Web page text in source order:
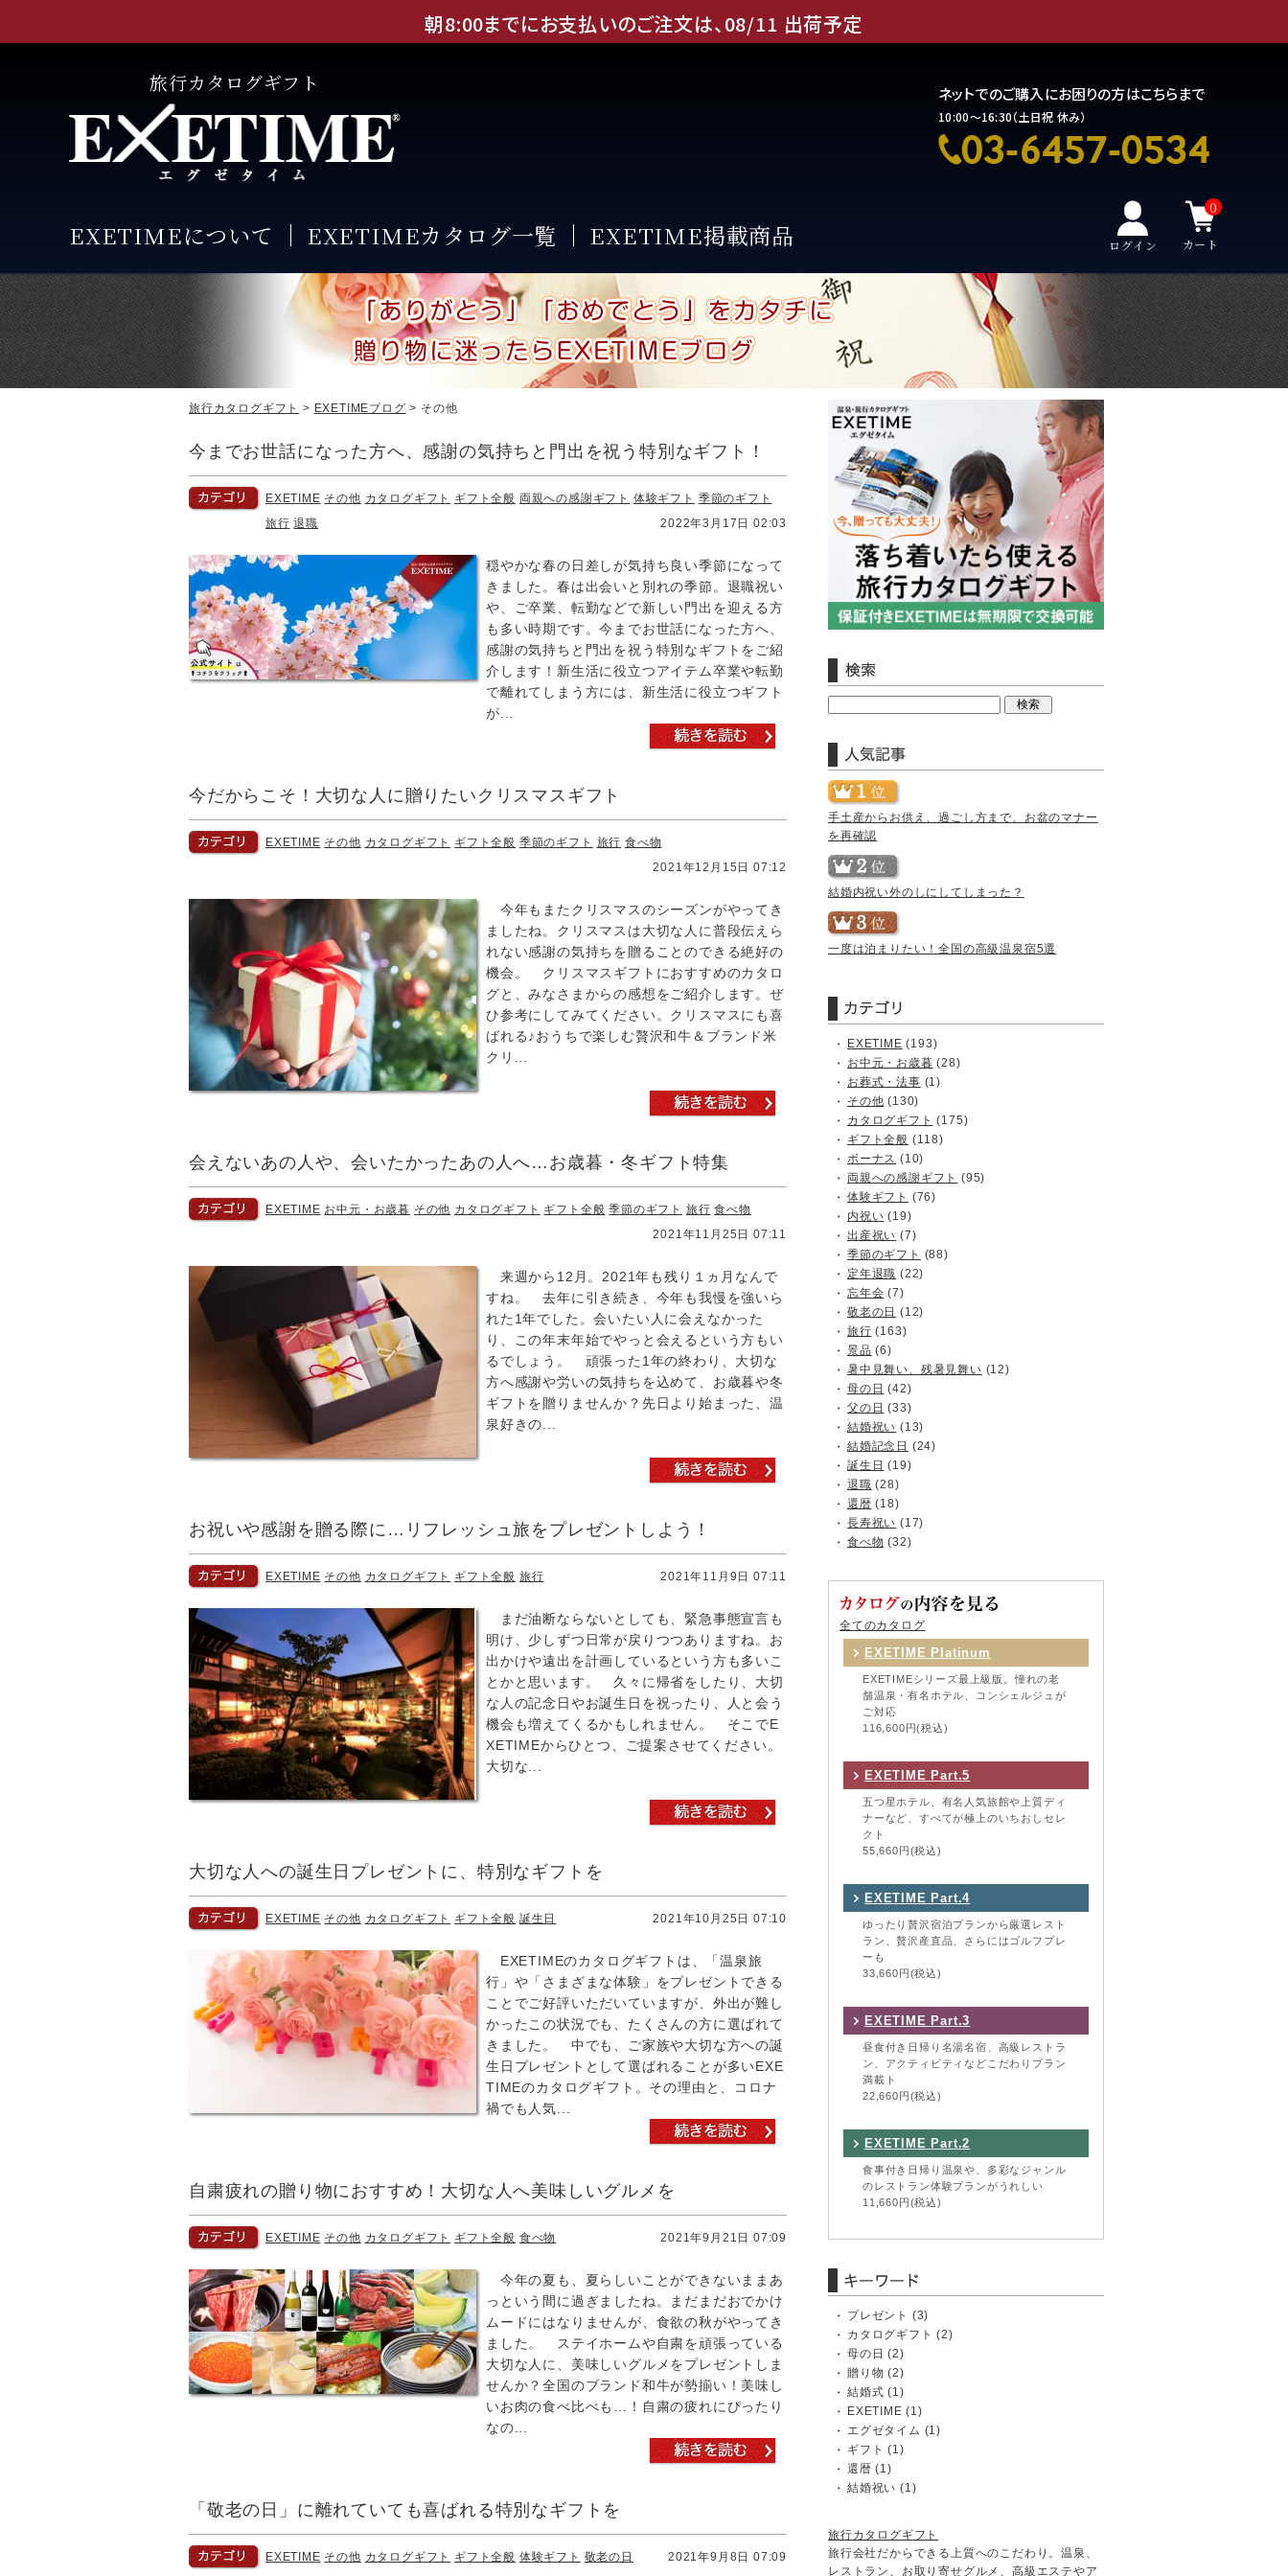
朝8:00までにお支払いのご注文は、08/11 出荷予定
ネットでのご購入にお困りの方はこちらまで
10:00～16:30（土日祝 休み）
旅行カタログギフト
EXETIMEについて EXETIMEカタログ一覧 EXETIME掲載商品 ログイン カート
0
旅行カタログギフト > EXETIMEブログ > その他
今までお世話になった方へ、感謝の気持ちと門出を祝う特別なギフト！
EXETIME その他 カタログギフト ギフト全般 両親への感謝ギフト 体験ギフト 季節のギフト
旅行 退職 2022年3月17日 02:03
穏やかな春の日差しが気持ち良い季節になって
きました。春は出会いと別れの季節。退職祝い
や、ご卒業、転勤などで新しい門出を迎える方
も多い時期です。今までお世話になった方へ、
感謝の気持ちと門出を祝う特別なギフトをご紹
介します！新生活に役立つアイテム卒業や転勤
で離れてしまう方には、新生活に役立つギフト
が...
今だからこそ！大切な人に贈りたいクリスマスギフト
EXETIME その他 カタログギフト ギフト全般 季節のギフト 旅行 食べ物
2021年12月15日 07:12
今年もまたクリスマスのシーズンがやってき
ましたね。クリスマスは大切な人に普段伝えら
れない感謝の気持ちを贈ることのできる絶好の
機会。 クリスマスギフトにおすすめのカタロ
グと、みなさまからの感想をご紹介します。ぜ
ひ参考にしてみてください。クリスマスにも喜
ばれる♪おうちで楽しむ贅沢和牛＆ブランド米
クリ...
会えないあの人や、会いたかったあの人へ…お歳暮・冬ギフト特集
EXETIME お中元・お歳暮 その他 カタログギフト ギフト全般 季節のギフト 旅行 食べ物
2021年11月25日 07:11
来週から12月。2021年も残り１ヵ月なんで
すね。 去年に引き続き、今年も我慢を強いら
れた1年でした。会いたい人に会えなかった
り、この年末年始でやっと会えるという方もい
るでしょう。 頑張った1年の終わり、大切な
方へ感謝や労いの気持ちを込めて、お歳暮や冬
ギフトを贈りませんか？先日より始まった、温
泉好きの...
お祝いや感謝を贈る際に…リフレッシュ旅をプレゼントしよう！
EXETIME その他 カタログギフト ギフト全般 旅行 2021年11月9日 07:11
まだ油断ならないとしても、緊急事態宣言も
明け、少しずつ日常が戻りつつありますね。お
出かけや遠出を計画しているという方も多いこ
とかと思います。 久々に帰省をしたり、大切
な人の記念日やお誕生日を祝ったり、人と会う
機会も増えてくるかもしれません。 そこでE
XETIMEからひとつ、ご提案させてください。
大切な...
大切な人への誕生日プレゼントに、特別なギフトを
EXETIME その他 カタログギフト ギフト全般 誕生日 2021年10月25日 07:10
EXETIMEのカタログギフトは、「温泉旅
行」や「さまざまな体験」をプレゼントできる
ことでご好評いただいていますが、外出が難し
かったこの状況でも、たくさんの方に選ばれて
きました。 中でも、ご家族や大切な方への誕
生日プレゼントとして選ばれることが多いEXE
TIMEのカタログギフト。その理由と、コロナ
禍でも人気...
自粛疲れの贈り物におすすめ！大切な人へ美味しいグルメを
EXETIME その他 カタログギフト ギフト全般 食べ物 2021年9月21日 07:09
今年の夏も、夏らしいことができないままあ
っという間に過ぎましたね。まだまだおでかけ
ムードにはなりませんが、食欲の秋がやってき
ました。 ステイホームや自粛を頑張っている
大切な人に、美味しいグルメをプレゼントしま
せんか？全国のブランド和牛が勢揃い！美味し
いお肉の食べ比べも…！自粛の疲れにぴったり
なの...
「敬老の日」に離れていても喜ばれる特別なギフトを
EXETIME その他 カタログギフト ギフト全般 体験ギフト 敬老の日 2021年9月8日 07:09
手土産からお供え、過ごし方まで、お盆のマナー
を再確認
結婚内祝い外のしにしてしまった？
一度は泊まりたい！全国の高級温泉宿5選
EXETIME (193)
お中元・お歳暮 (28)
お葬式・法事 (1)
その他 (130)
カタログギフト (175)
ギフト全般 (118)
ボーナス (10)
両親への感謝ギフト (95)
体験ギフト (76)
内祝い (19)
出産祝い (7)
季節のギフト (88)
定年退職 (22)
忘年会 (7)
敬老の日 (12)
旅行 (163)
景品 (6)
暑中見舞い、残暑見舞い (12)
母の日 (42)
父の日 (33)
結婚祝い (13)
結婚記念日 (24)
誕生日 (19)
退職 (28)
還暦 (18)
長寿祝い (17)
食べ物 (32)
全てのカタログ
EXETIME Platinum
EXETIMEシリーズ最上級版。憧れの老
舗温泉・有名ホテル、コンシェルジュが
ご対応
116,600円(税込)
EXETIME Part.5
五つ星ホテル、有名人気旅館や上質ディ
ナーなど、すべてが極上のいちおしセレ
クト
55,660円(税込)
EXETIME Part.4
ゆったり贅沢宿泊プランから厳選レスト
ラン、贅沢産直品、さらにはゴルフプレ
ーも
33,660円(税込)
EXETIME Part.3
昼食付き日帰り名湯名宿、高級レストラ
ン、アクティビティなどこだわりプラン
満載ト
22,660円(税込)
EXETIME Part.2
食事付き日帰り温泉や、多彩なジャンル
のレストラン体験プランがうれしい
11,660円(税込)
プレゼント (3)
カタログギフト (2)
母の日 (2)
贈り物 (2)
結婚式 (1)
EXETIME (1)
エグゼタイム (1)
ギフト (1)
還暦 (1)
結婚祝い (1)
旅行カタログギフト
旅行会社だからできる上質へのこだわり。温泉、
レストラン、お取り寄せグルメ、高級エステやア